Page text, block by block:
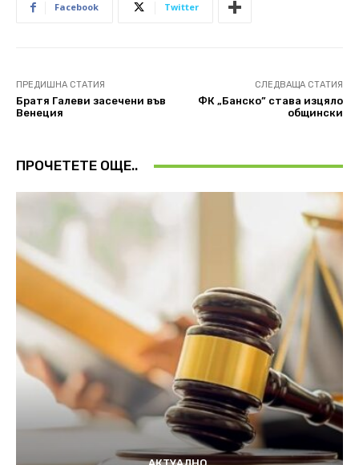
Facebook Twitter
ПРЕДИШНА СТАТИЯ
Братя Галеви засечени във
Венеция
СЛЕДВАЩА СТАТИЯ
ФК „Банско” става изцяло
общински
ПРОЧЕТЕТЕ ОЩЕ..